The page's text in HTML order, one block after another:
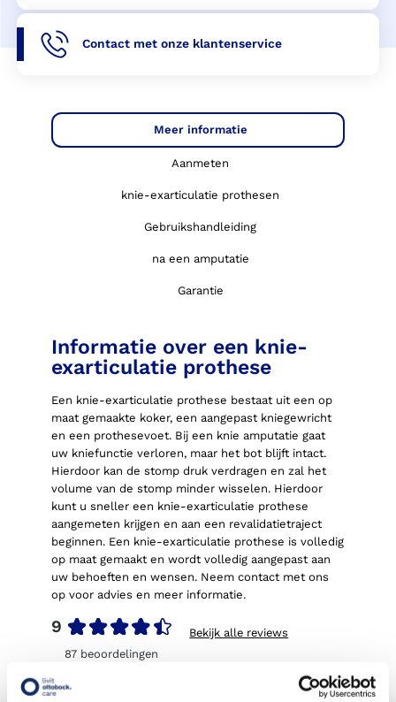
Contact met onze klantenservice
Meer informatie
Aanmeten
knie-exarticulatie prothesen
Gebruikshandleiding
na een amputatie
Garantie
Informatie over een knie-
exarticulatie prothese
Een knie-exarticulatie prothese bestaat uit een op
maat gemaakte koker, een aangepast kniegewricht
en een prothesevoet. Bij een knie amputatie gaat
uw kniefunctie verloren, maar het bot blijft intact.
Hierdoor kan de stomp druk verdragen en zal het
volume van de stomp minder wisselen. Hierdoor
kunt u sneller een knie-exarticulatie prothese
aangemeten krijgen en aan een revalidatietraject
beginnen. Een knie-exarticulatie prothese is volledig
op maat gemaakt en wordt volledig aangepast aan
uw behoeften en wensen. Neem contact met ons
op voor advies en meer informatie.
9
87beoordelingen
Bekijk alle reviews